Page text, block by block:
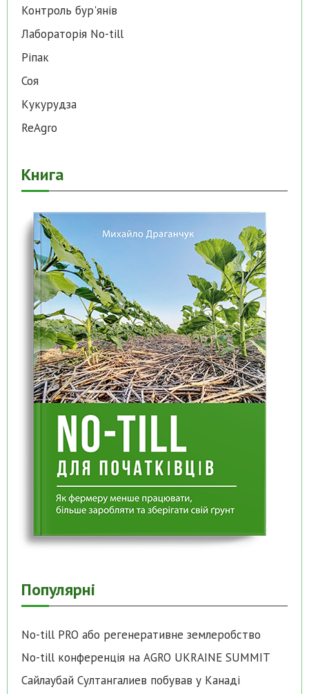
Контроль бур'янів
Лабораторія No-till
Ріпак
Соя
Кукурудза
ReAgro
Книга
Популярні
No-till PRO або регенеративне землеробство
No-till конференція на AGRO UKRAINE SUMMIT
Сайлаубай Султангалиев побував у Канаді